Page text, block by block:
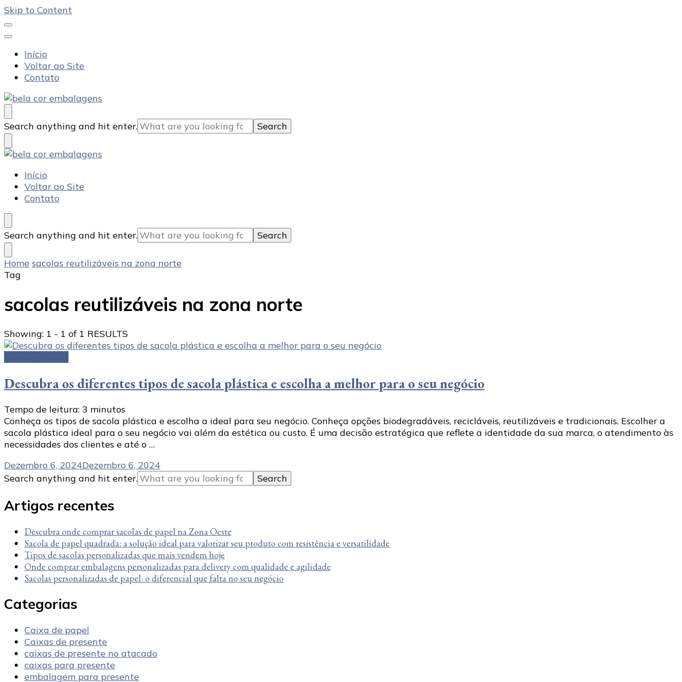
Skip to Content
Início
Voltar ao Site
Contato
Bela Cor Embalagens
Blog
Looking
for
Something?
Search anything and hit enter.
Bela Cor Embalagens
Blog
Início
Voltar ao Site
Contato
Looking
for
Something?
Search anything and hit enter.
Home sacolas reutilizáveis na zona norte
Tag
sacolas reutilizáveis na zona norte
Showing: 1 - 1 of 1 RESULTS
Descubra os diferentes tipos de sacola plástica e escolha a melhor para o seu negócio
Tempo de leitura: 3 minutos
Conheça os tipos de sacola plástica e escolha a ideal para seu negócio. Conheça opções biodegradáveis, recicláveis, reutilizáveis e tradicionais. Escolher a
sacola plástica ideal para o seu negócio vai além da estética ou custo. É uma decisão estratégica que reflete a identidade da sua marca, o atendimento às
necessidades dos clientes e até o …
Dezembro 6, 2024Dezembro 6, 2024
Looking
Something?
Search anything and hit enter.
Artigos recentes
Descubra onde comprar sacolas de papel na Zona Oeste
Sacola de papel quadrada: a solução ideal para valorizar seu produto com resistência e versatilidade
Tipos de sacolas personalizadas que mais vendem hoje
Onde comprar embalagens personalizadas para delivery com qualidade e agilidade
Sacolas personalizadas de papel: o diferencial que falta no seu negócio
Categorias
Caixa de papel
Caixas de presente
caixas de presente no atacado
caixas para presente
embalagem para presente